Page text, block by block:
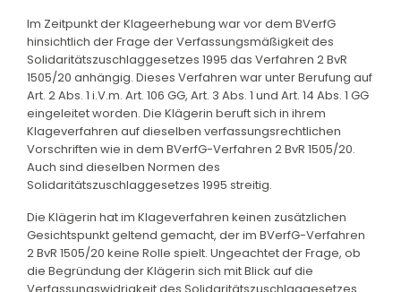
Im Zeitpunkt der Klageerhebung war vor dem BVerfG
hinsichtlich der Frage der Verfassungsmäßigkeit des
Solidaritätszuschlaggesetzes 1995 das Verfahren 2 BvR
1505/20 anhängig. Dieses Verfahren war unter Berufung auf
Art. 2 Abs. 1 i.V.m. Art. 106 GG, Art. 3 Abs. 1 und Art. 14 Abs. 1 GG
eingeleitet worden. Die Klägerin beruft sich in ihrem
Klageverfahren auf dieselben verfassungsrechtlichen
Vorschriften wie in dem BVerfG-Verfahren 2 BvR 1505/20.
Auch sind dieselben Normen des
Solidaritätszuschlaggesetzes 1995 streitig.
Die Klägerin hat im Klageverfahren keinen zusätzlichen
Gesichtspunkt geltend gemacht, der im BVerfG-Verfahren
2 BvR 1505/20 keine Rolle spielt. Ungeachtet der Frage, ob
die Begründung der Klägerin sich mit Blick auf die